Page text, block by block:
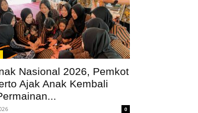
Nasional 2026, Pemkot
Ajak Anak Kembali
0